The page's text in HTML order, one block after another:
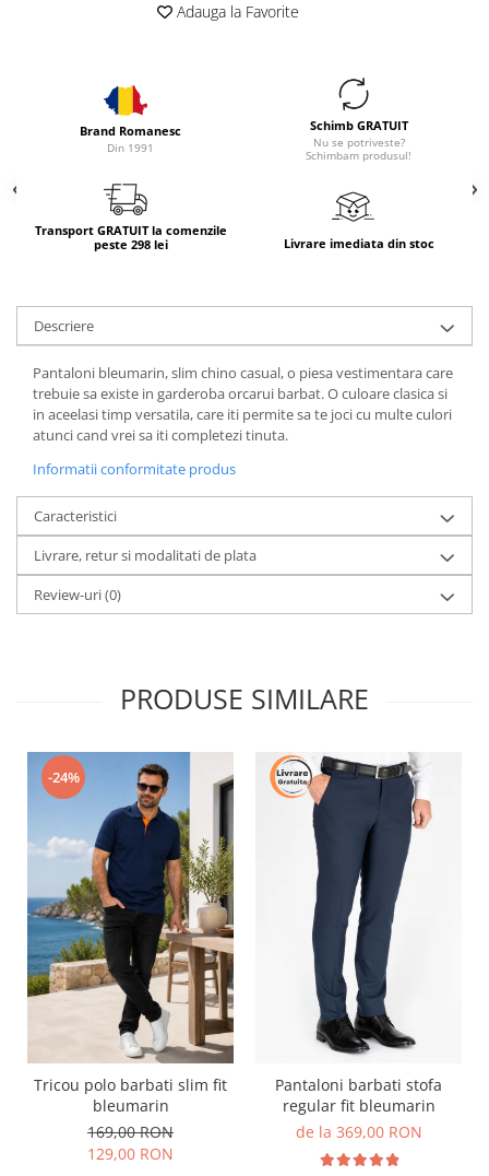
Adauga la Favorite
Brand Romanesc
Din 1991
Schimb GRATUIT
Nu se potriveste?
Schimbam produsul!
Transport GRATUIT la comenzile
peste 298 lei
Livrare imediata din stoc
Descriere
Pantaloni bleumarin, slim chino casual, o piesa vestimentara care
trebuie sa existe in garderoba orcarui barbat. O culoare clasica si
in aceelasi timp versatila, care iti permite sa te joci cu multe culori
atunci cand vrei sa iti completezi tinuta.
Informatii conformitate produs
Caracteristici
Livrare, retur si modalitati de plata
Review-uri(0)
PRODUSE SIMILARE
-24%
Tricou polo barbati slim fit
bleumarin
169,00 RON
129,00 RON
Pantaloni barbati stofa
regular fit bleumarin
de la 369,00 RON